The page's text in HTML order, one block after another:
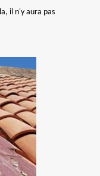
il n'y aura pas